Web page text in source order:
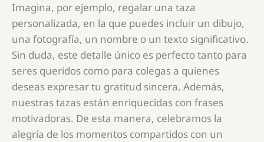
Imagina, por ejemplo, regalar una taza
personalizada, en la que puedes incluir un dibujo,
una fotografía, un nombre o un texto significativo.
Sin duda, este detalle único es perfecto tanto para
seres queridos como para colegas a quienes
deseas expresar tu gratitud sincera. Además,
nuestras tazas están enriquecidas con frases
motivadoras. De esta manera, celebramos la
alegría de los momentos compartidos con un